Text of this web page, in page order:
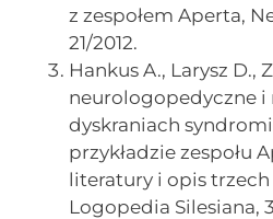
z zespołem Aperta,
21/2012.
Hankus A., Larysz D.,
neurologopedyczne
dyskraniach
przykładzie zespołu
literatury i opis
Logopedia Silesiana,